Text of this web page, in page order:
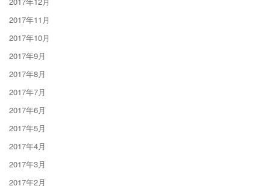
2017年11月
2017年10月
2017年9月
2017年8月
2017年7月
2017年6月
2017年5月
2017年4月
2017年3月
2017年2月